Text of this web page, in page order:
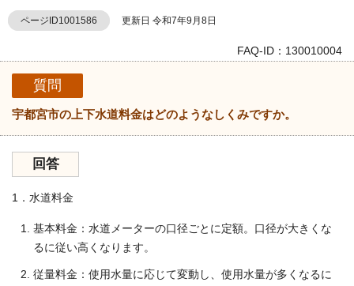
ページID1001586 更新日 令和7年9月8日
FAQ-ID：130010004
質問
宇都宮市の上下水道料金はどのようなしくみですか。
回答
1．水道料金
基本料金：水道メーターの口径ごとに定額。口径が大きくな
るに従い高くなります。
従量料金：使用水量に応じて変動し、使用水量が多くなるに